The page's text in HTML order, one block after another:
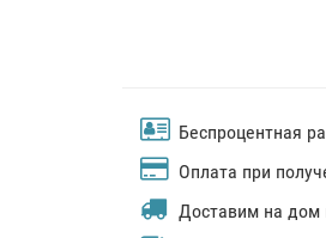
Беспроцентная
Оплата при
Доставим на дом